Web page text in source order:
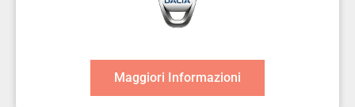
Maggiori Informazioni